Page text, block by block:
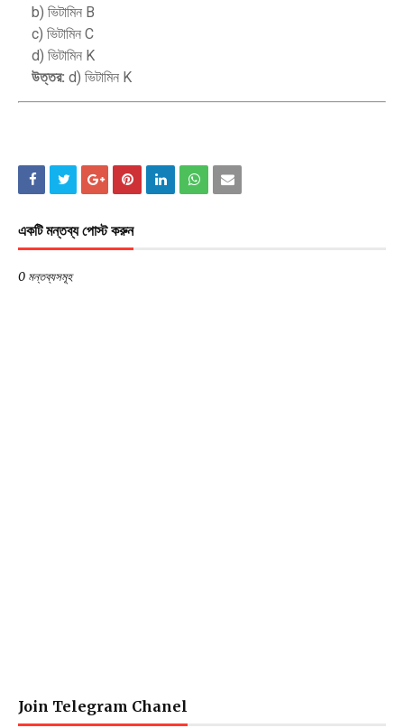
b) ভিটামিন B
c) ভিটামিন C
d) ভিটামিন K
উত্তর: d) ভিটামিন K
একটি মন্তব্য পোস্ট করুন
0 মন্তব্যসমূহ
Join Telegram Chanel